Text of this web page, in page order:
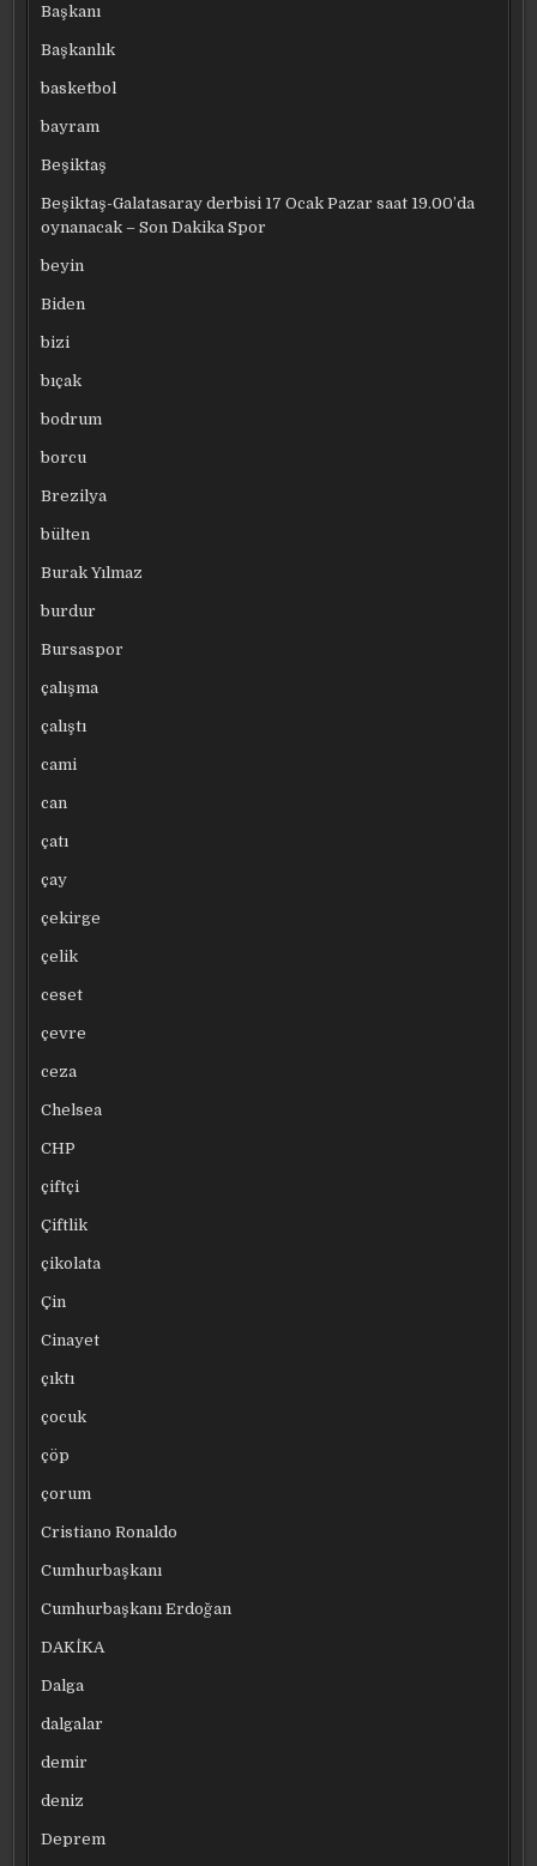
Başkanı
Başkanlık
basketbol
bayram
Beşiktaş
Beşiktaş-Galatasaray derbisi 17 Ocak Pazar saat 19.00’da
oynanacak – Son Dakika Spor
beyin
Biden
bizi
bıçak
bodrum
borcu
Brezilya
bülten
Burak Yılmaz
burdur
Bursaspor
çalışma
çalıştı
cami
can
çatı
çay
çekirge
çelik
ceset
çevre
ceza
Chelsea
CHP
çiftçi
Çiftlik
çikolata
Çin
Cinayet
çıktı
çocuk
çöp
çorum
Cristiano Ronaldo
Cumhurbaşkanı
Cumhurbaşkanı Erdoğan
DAKİKA
Dalga
dalgalar
demir
deniz
Deprem